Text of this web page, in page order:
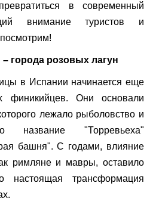
в современный
внимание туристов и
города розовых лагун
в Испании начинается еще
финикийцев. Они основали
лежало рыболовство и
название "Торревьеха"
башня". С годами, влияние
римляне и мавры, оставило
трансформация